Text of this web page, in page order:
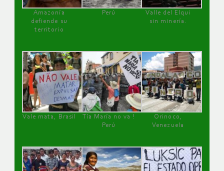
Amazonía
defiende su
territorio
Perú
Valle del Elqui
sin minería.
Vale mata, Brasil
Tía María no va !
Perú
Orinoco,
Venezuela